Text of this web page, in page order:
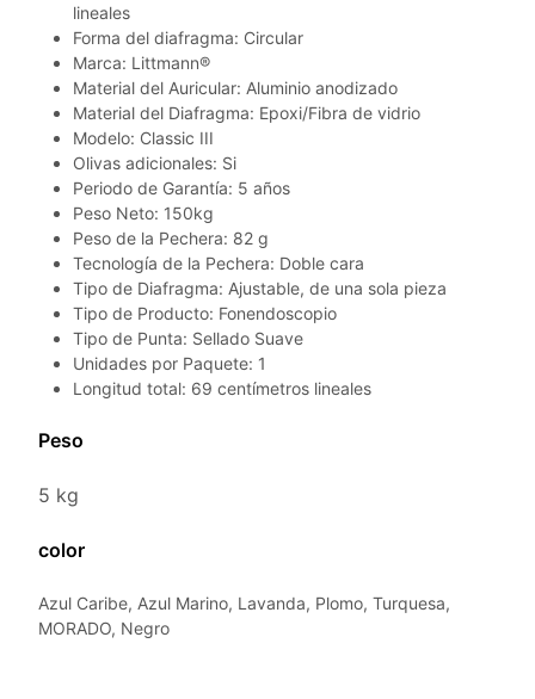
lineales
Forma del diafragma: Circular
Marca: Littmann®
Material del Auricular: Aluminio anodizado
Material del Diafragma: Epoxi/Fibra de vidrio
Modelo: Classic III
Olivas adicionales: Si
Periodo de Garantía: 5 años
Peso Neto: 150kg
Peso de la Pechera: 82 g
Tecnología de la Pechera: Doble cara
Tipo de Diafragma: Ajustable, de una sola pieza
Tipo de Producto: Fonendoscopio
Tipo de Punta: Sellado Suave
Unidades por Paquete: 1
Longitud total: 69 centímetros lineales
Peso
5 kg
color
Azul Caribe, Azul Marino, Lavanda, Plomo, Turquesa,
MORADO, Negro